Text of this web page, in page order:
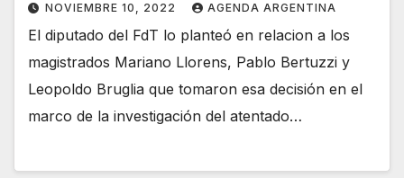
NOVIEMBRE 10, 2022 AGENDA ARGENTINA
El diputado del FdT lo planteó en relacion a los
magistrados Mariano Llorens, Pablo Bertuzzi y
Leopoldo Bruglia que tomaron esa decisión en el
marco de la investigación del atentado…